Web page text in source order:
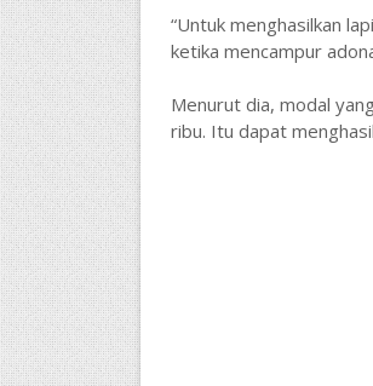
“Untuk menghasilkan
ketika mencampur
Menurut dia, modal
ribu. Itu dapat